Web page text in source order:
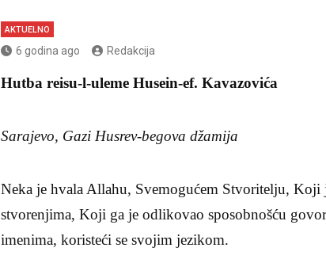
AKTUELNO
6 godina ago Redakcija
Hutba reisu-l-uleme Husein-ef. Kavazovića
Sarajevo, Gazi Husrev-begova džamija
Neka je hvala Allahu, Svemogućem Stvoritelju,
stvorenjima, Koji ga je odlikovao sposobnošću
imenima, koristeći se svojim jezikom.